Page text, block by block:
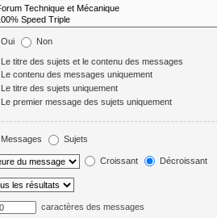
Oui Non
Le titre des sujets et le contenu des messages
Le contenu des messages uniquement
Le titre des sujets uniquement
Le premier message des sujets uniquement
Messages Sujets
Croissant Décroissant
caractères des messages